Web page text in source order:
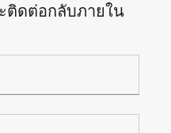
ติดต่อกลับภายใน